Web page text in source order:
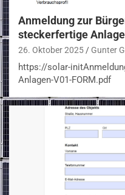
Anmeldung zur
steckerfertige
26. Oktober 2025 Gunter
https://solar-
Anlagen-V01-FORM.pdf